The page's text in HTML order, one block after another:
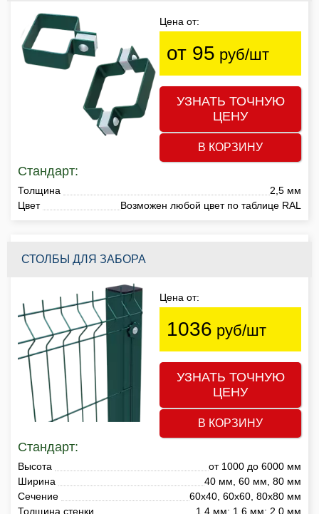
Цена от:
от 95 руб/шт
УЗНАТЬ ТОЧНУЮ
ЦЕНУ
В КОРЗИНУ
Стандарт:
Толщина
2,5 мм
Цвет
Возможен любой цвет по таблице RAL
СТОЛБЫ ДЛЯ ЗАБОРА
Цена от:
1036 руб/шт
УЗНАТЬ ТОЧНУЮ
ЦЕНУ
В КОРЗИНУ
Стандарт:
Высота
от 1000 до 6000 мм
Ширина
40 мм, 60 мм, 80 мм
Сечение
60х40, 60х60, 80х80 мм
Толщина стенки
1,4 мм; 1,6 мм; 2,0 мм